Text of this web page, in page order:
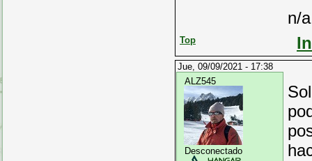
n/a
Top
Jue, 09/09/2021 - 17:38
ALZ545
Desconectado